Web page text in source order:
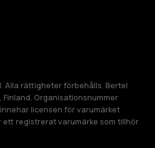
Alla rättigheter förbehålls. Bertel
Finland. Organisationsnummer
licensen för varumärket
ett registrerat varumärke som tillhör